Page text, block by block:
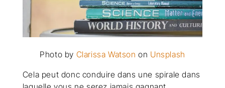
Photo by Clarissa Watson on Unsplash
Cela peut donc conduire dans une spirale dans